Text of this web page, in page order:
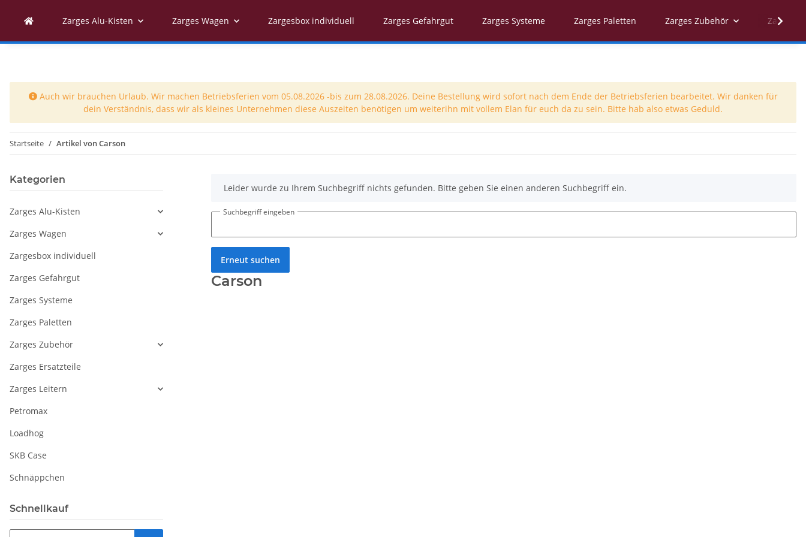
Zarges Alu-Kisten Zarges Wagen Zargesbox individuell Zarges Gefahrgut Zarges Systeme Zarges Paletten Zarges Zubehör Zarges
Auch wir brauchen Urlaub. Wir machen Betriebsferien vom 05.08.2026 -bis zum 28.08.2026. Deine Bestellung wird sofort nach dem Ende der Betriebsferien bearbeitet. Wir danken für
dein Verständnis, dass wir als kleines Unternehmen diese Auszeiten benötigen um weiterihn mit vollem Elan für euch da zu sein. Bitte hab also etwas Geduld.
Startseite Artikel von Carson
xLeider wurde zu Ihrem Suchbegriff nichts gefunden. Bitte geben Sie einen anderen Suchbegriff ein.
Suchbegriff eingeben
Erneut suchen
Carson
Kategorien
Zarges Alu-Kisten
Zarges Wagen
Zargesbox individuell
Zarges Gefahrgut
Zarges Systeme
Zarges Paletten
Zarges Zubehör
Zarges Ersatzteile
Zarges Leitern
Petromax
Loadhog
SKB Case
Schnäppchen
Schnellkauf